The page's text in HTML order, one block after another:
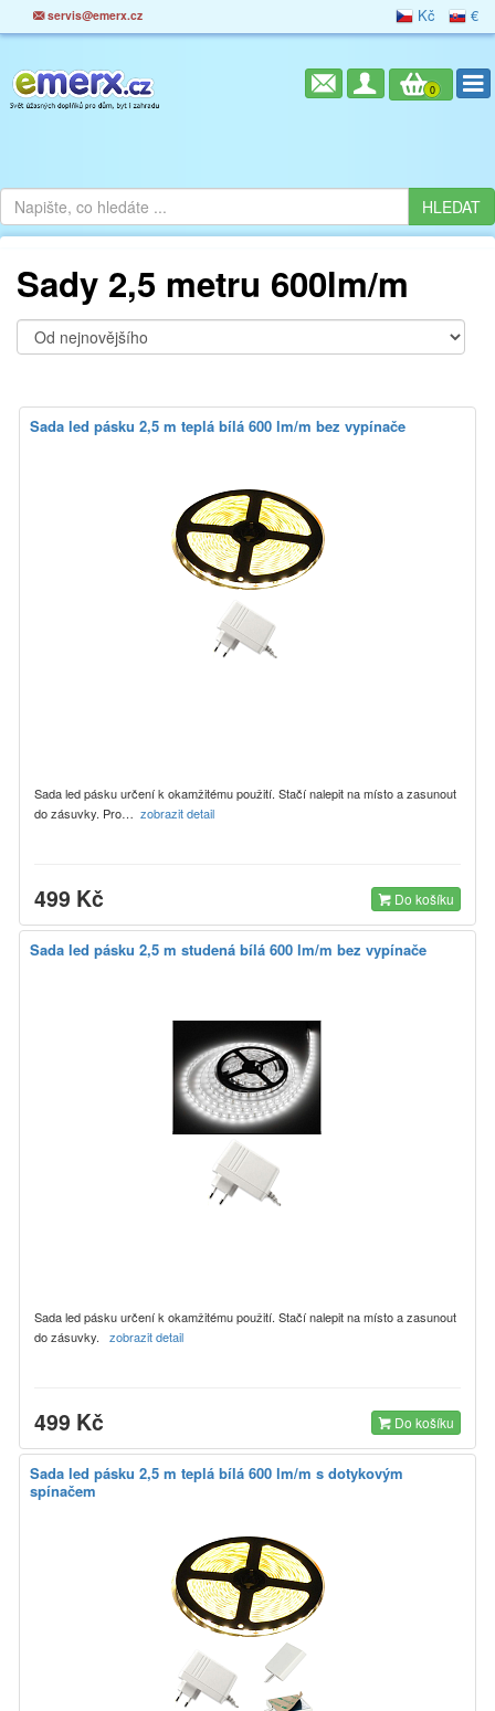
servis@emerx.cz Kč €
0
Sady 2,5 metru 600lm/m
Sada led pásku 2,5 m teplá bílá 600 lm/m bez vypínače
Sada led pásku určení k okamžitému použití. Stačí nalepit na místo a zasunout
do zásuvky. Pro… zobrazit detail
499 Kč Do košíku
Sada led pásku 2,5 m studená bílá 600 lm/m bez vypínače
Sada led pásku určení k okamžitému použití. Stačí nalepit na místo a zasunout
do zásuvky. zobrazit detail
499 Kč Do košíku
Sada led pásku 2,5 m teplá bílá 600 lm/m s dotykovým
spínačem